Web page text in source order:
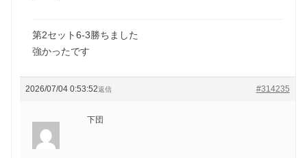
第2セット6-3勝ちました
強かったです
2026/07/04 0:53:52 #314235
返信
下団